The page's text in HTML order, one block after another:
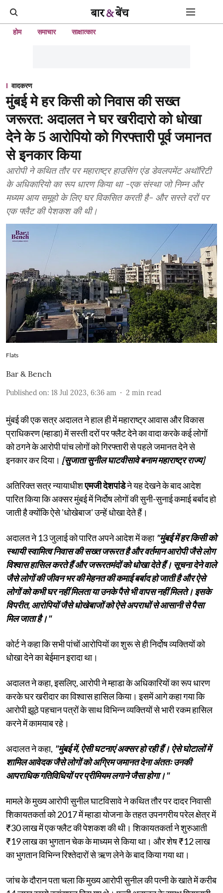
होम समाचार साक्षात्कार
वादकरण
मुंबई मे हर किसी को निवास की सख्त
जरूरत: अदालत ने घर खरीदारो को धोखा
देने के 5 आरोपियो को गिरफ्तारी पूर्व जमानत
से इनकार किया
आरोपी ने कथित तौर पर महाराष्ट्र हाउसिंग एंड डेवलपमेंट अथॉरिटी
के अधिकारियो का रूप धारण किया था -एक संस्था जो निम्न और
मध्यम आय समूहो के लिए घर विकसित करती है- और सस्ते दरों पर
एक फ्लैट की पेशकश की थी।
Flats
Bar & Bench
Published on: 18 Jul 2023, 6:36 am 2 min read
मुंबई की एक सत्र अदालत ने हाल ही में महाराष्ट्र आवास और विकास
प्राधिकरण (म्हाडा) में सस्ती दरों पर फ्लैट देने का वादा करके कई लोगों
को ठगने के आरोपी पांच लोगों को गिरफ्तारी से पहले जमानत देने से
इनकार कर दिया। [सुजाता सुनील घाटवीसावे बनाम महाराष्ट्र राज्य]
अतिरिक्त सत्र न्यायाधीशएमजी देशपांडेने यह देखने के बाद आदेश
पारित किया कि अक्सर मुंबई में निर्दोष लोगों की सुनी-सुनाई कमाई बर्बाद हो
जाती है क्योंकि ऐसे 'धोखेबाज' उन्हें धोखा देते हैं।
अदालत ने 13 जुलाई को पारित अपने आदेश में कहा "मुंबई में हर किसी को
स्थायी स्वामित्व निवास की सख्त जरूरत है और वर्तमान आरोपी जैसे लोग
विश्वास हासिल करते हैं और जरूरतमंदों को धोखा देते हैं। सूचना देने वाले
जैसे लोगों की जीवन भर की मेहनत की कमाई बर्बाद हो जाती है और ऐसे
लोगों को कभी घर नहीं मिलता या उनके पैसे भी वापस नहीं मिलते। इसके
विपरीत, आरोपियों जैसे धोखेबाजों को ऐसे अपराधों से आसानी से पैसा
मिल जाता है।"
कोर्ट ने कहा कि सभी पांचों आरोपियों का शुरू से ही निर्दोष व्यक्तियों को
धोखा देने का बेईमान इरादा था।
अदालत ने कहा, इसलिए, आरोपी ने म्हाडा के अधिकारियों का रूप धारण
करके घर खरीदार का विश्वास हासिल किया। इसमें आगे कहा गया कि
आरोपी झूठे पहचान पत्रों के साथ विभिन्न व्यक्तियों से भारी रकम हासिल
करने में कामयाब रहे।
अदालत ने कहा, "मुंबई में, ऐसी घटनाएं अक्सर हो रही हैं। ऐसे घोटालों में
शामिल आवेदक जैसे लोगों को अग्रिम जमानत देना अंततः उनकी
आपराधिक गतिविधियों पर प्रीमियम लगाने जैसा होगा।"
मामले के मुख्य आरोपी सुनील घाटविसावे ने कथित तौर पर दादर निवासी
शिकायतकर्ता को 2017 में म्हाडा योजना के तहत उपनगरीय परेल क्षेत्र में
₹30 लाख में एक फ्लैट की पेशकश की थी। शिकायतकर्ता ने शुरुआती
₹19 लाख का भुगतान चेक के माध्यम से किया था। और शेष ₹12 लाख
का भुगतान विभिन्न रिश्तेदारों से ऋण लेने के बाद किया गया था।
जांच के दौरान पता चला कि मुख्य आरोपी सुनील की पत्नी के खाते में करीब